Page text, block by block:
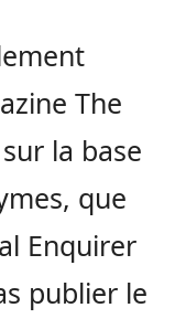
The
la base
que
Enquirer
publier le